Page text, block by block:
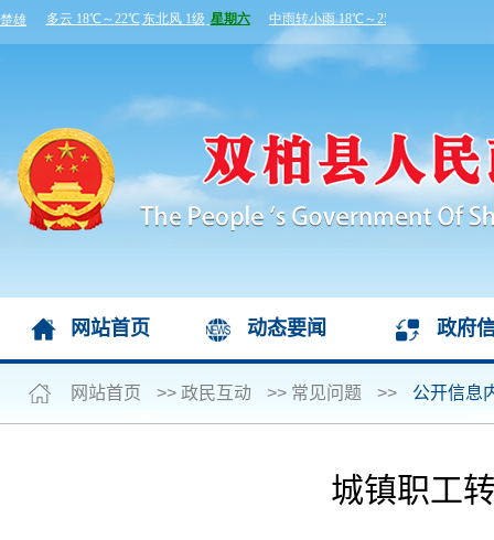
网站首页 动态要闻 政府
网站首页 >> 政民互动 >> 常见问题 >> 公开信息
城镇职工